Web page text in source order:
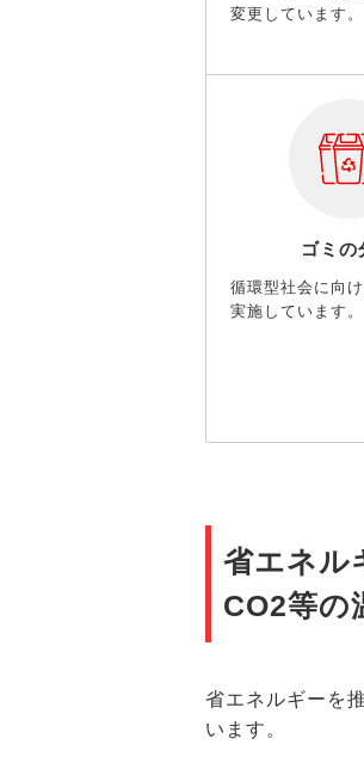
変更しています。
ゴミの
循環型社会に向
実施しています。
省エネル
CO2等の
省エネルギーを
います。